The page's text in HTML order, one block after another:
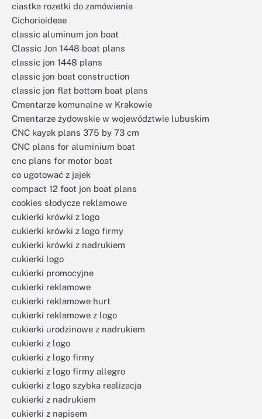
ciastka rozetki do zamówienia
Cichorioideae
classic aluminum jon boat
Classic Jon 1448 boat plans
classic jon 1448 plans
classic jon boat construction
classic jon flat bottom boat plans
Cmentarze komunalne w Krakowie
Cmentarze żydowskie w województwie lubuskim
CNC kayak plans 375 by 73 cm
CNC plans for aluminium boat
cnc plans for motor boat
co ugotować z jajek
compact 12 foot jon boat plans
cookies słodycze reklamowe
cukierki krówki z logo
cukierki krówki z logo firmy
cukierki krówki z nadrukiem
cukierki logo
cukierki promocyjne
cukierki reklamowe
cukierki reklamowe hurt
cukierki reklamowe z logo
cukierki urodzinowe z nadrukiem
cukierki z logo
cukierki z logo firmy
cukierki z logo firmy allegro
cukierki z logo szybka realizacja
cukierki z nadrukiem
cukierki z napisem